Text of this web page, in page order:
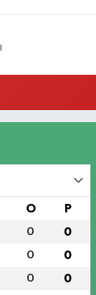
O P
0 0
0 0
0 0